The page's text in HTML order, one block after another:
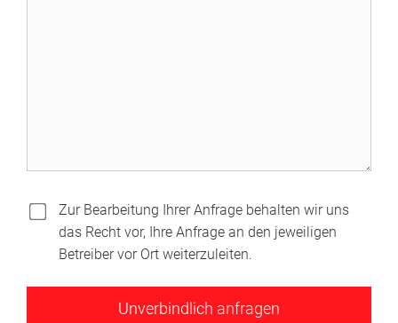
Zur Bearbeitung Ihrer Anfrage behalten wir uns
das Recht vor, Ihre Anfrage an den jeweiligen
Betreiber vor Ort weiterzuleiten.